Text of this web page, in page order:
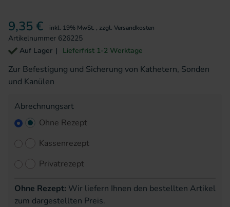
9,35 € inkl. 19% MwSt. , zzgl. Versandkosten
Artikelnummer 626225
Auf Lager
Lieferfrist 1-2 Werktage
Zur Befestigung und Sicherung von Kathetern, Sonden
und Kanülen
Abrechnungsart
Ohne Rezept
Kassenrezept
Privatrezept
Ohne Rezept: Wir liefern Ihnen den bestellten Artikel
zum dargestellten Preis.